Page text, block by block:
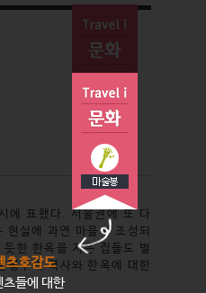
에 표했다. 서울권에 또 다
실에 과연 마을이 조성되
한 한옥을 지은 집들도 벌
평구의 역사와 한옥에 대한
츠호감도
츠들에 대한